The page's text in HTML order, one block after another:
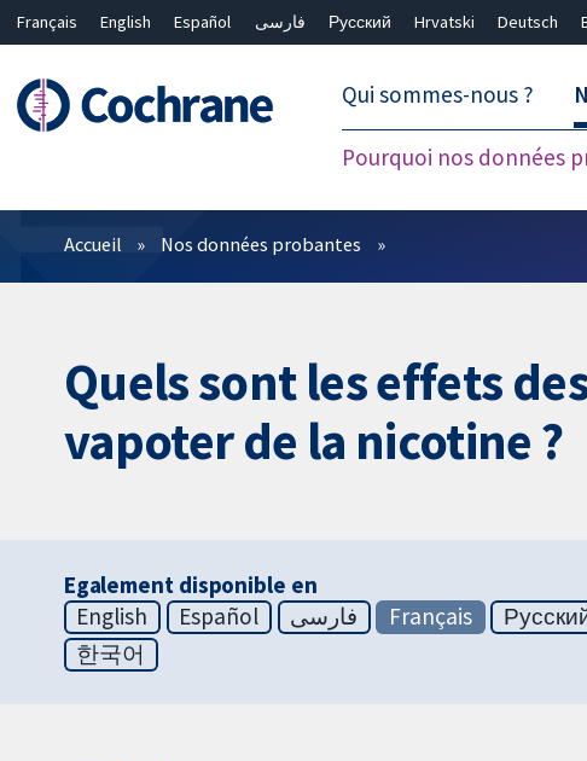
Français English Español فارسی Русский Hrvatski Deutsch
Qui sommes-nous ?
Pourquoi nos données
Filtres
Accueil Nos données probantes
Quels sont les effets
vapoter de la nicotine ?
Egalement disponible en
English
Español فارسی Français
한국어